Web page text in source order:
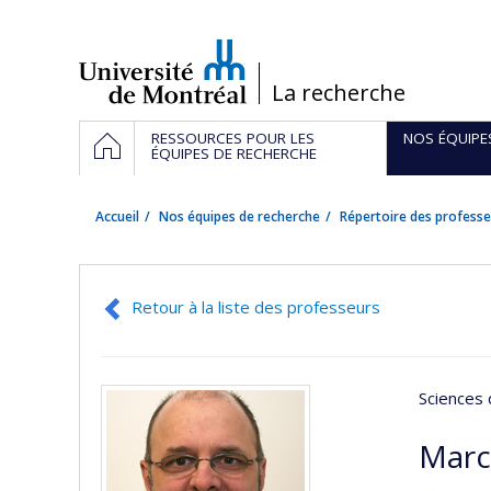
/La recherche
Navigation
principale
ACCUEILRESSOURCES POUR LES
ÉQUIPES DE RECHERCHE
NOS
Accueil Nos équipes de recherche Répertoire des
Retour à la liste des professeurs
Sciences